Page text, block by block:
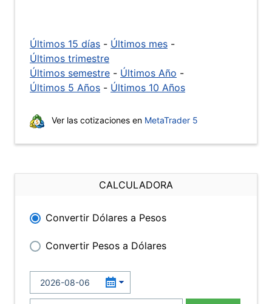
Últimos 15 días - Últimos mes -
Últimos trimestre
Últimos semestre - Últimos Año -
Últimos 5 Años - Últimos 10 Años
Ver las cotizaciones en MetaTrader 5
CALCULADORA
Convertir Dólares a Pesos
Convertir Pesos a Dólares